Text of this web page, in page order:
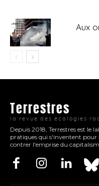
Aux
Terrestres
la revue des écologies
Depuis 2018, Terrestres est le
pratiques qui s'inventent pour
contrer l'emprise du